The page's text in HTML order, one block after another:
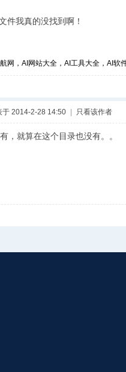
件我真的没找到啊！
网，AI网站大全，AI工具大全，AI软
于 2014-2-28 14:50 只看该作者
，就算在这个目录也没有。。